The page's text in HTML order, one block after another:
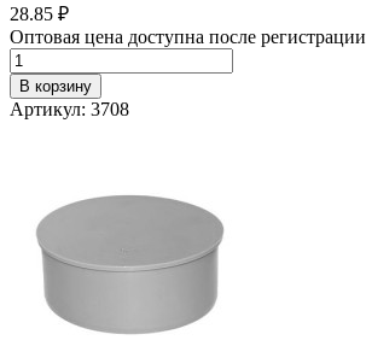
28.85 ₽
Оптовая цена доступна после регистрации
В корзину
Артикул: 3708